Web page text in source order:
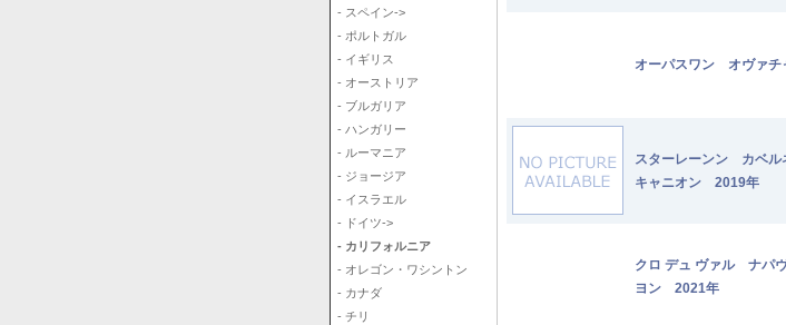
- スペイン->
- ポルトガル
- イギリス
- オーストリア
- ブルガリア
- ハンガリー
- ルーマニア
- ジョージア
- イスラエル
- ドイツ->
- カリフォルニア
- オレゴン・ワシントン
- カナダ
- チリ
オーパスワン オヴァ
スターレーンン カベ
キャニオン 2019年
クロ デュ ヴァル ナパ
ヨン 2021年